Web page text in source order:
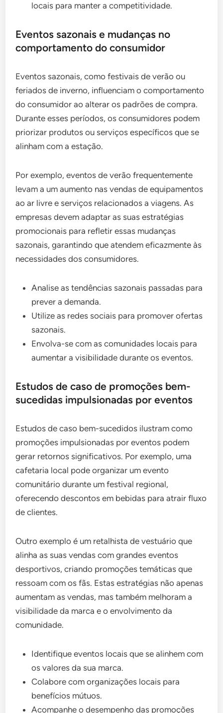
locais para manter a competitividade.
Eventos sazonais e mudanças no
comportamento do consumidor
Eventos sazonais, como festivais de verão ou
feriados de inverno, influenciam o comportamento
do consumidor ao alterar os padrões de compra.
Durante esses períodos, os consumidores podem
priorizar produtos ou serviços específicos que se
alinham com a estação.
Por exemplo, eventos de verão frequentemente
levam a um aumento nas vendas de equipamentos
ao ar livre e serviços relacionados a viagens. As
empresas devem adaptar as suas estratégias
promocionais para refletir essas mudanças
sazonais, garantindo que atendem eficazmente às
necessidades dos consumidores.
Analise as tendências sazonais passadas para
prever a demanda.
Utilize as redes sociais para promover ofertas
sazonais.
Envolva-se com as comunidades locais para
aumentar a visibilidade durante os eventos.
Estudos de caso de promoções bem-
sucedidas impulsionadas por eventos
Estudos de caso bem-sucedidos ilustram como
promoções impulsionadas por eventos podem
gerar retornos significativos. Por exemplo, uma
cafetaria local pode organizar um evento
comunitário durante um festival regional,
oferecendo descontos em bebidas para atrair fluxo
de clientes.
Outro exemplo é um retalhista de vestuário que
alinha as suas vendas com grandes eventos
desportivos, criando promoções temáticas que
ressoam com os fãs. Estas estratégias não apenas
aumentam as vendas, mas também melhoram a
visibilidade da marca e o envolvimento da
comunidade.
Identifique eventos locais que se alinhem com
os valores da sua marca.
Colabore com organizações locais para
benefícios mútuos.
Acompanhe o desempenho das promoções